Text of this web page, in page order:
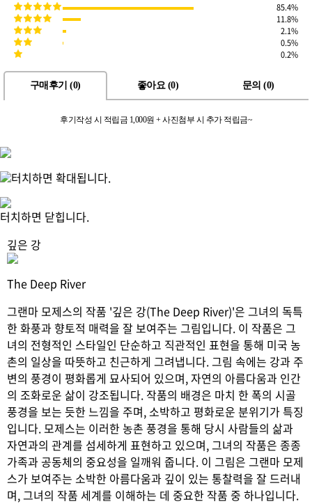
85.4%
11.8%
2.1%
0.5%
0.2%
구매후기 (0) 좋아요 (0) 문의 (0)
후기작성 시 적립금 1,000원 + 사진첨부 시 추가 적립금~
터치하면 확대됩니다.
터치하면 닫힙니다.
깊은 강
The Deep River
그랜마 모제스의 작품 '깊은 강(The Deep River)'은 그녀의 독특
한 화풍과 향토적 매력을 잘 보여주는 그림입니다. 이 작품은 그
녀의 전형적인 스타일인 단순하고 직관적인 표현을 통해 미국 농
촌의 일상을 따뜻하고 친근하게 그려냅니다. 그림 속에는 강과 주
변의 풍경이 평화롭게 묘사되어 있으며, 자연의 아름다움과 인간
의 조화로운 삶이 강조됩니다. 작품의 배경은 마치 한 폭의 시골
풍경을 보는 듯한 느낌을 주며, 소박하고 평화로운 분위기가 특징
입니다. 모제스는 이러한 농촌 풍경을 통해 당시 사람들의 삶과
자연과의 관계를 섬세하게 표현하고 있으며, 그녀의 작품은 종종
가족과 공동체의 중요성을 일깨워 줍니다. 이 그림은 그랜마 모제
스가 보여주는 소박한 아름다움과 깊이 있는 통찰력을 잘 드러내
며, 그녀의 작품 세계를 이해하는 데 중요한 작품 중 하나입니다.